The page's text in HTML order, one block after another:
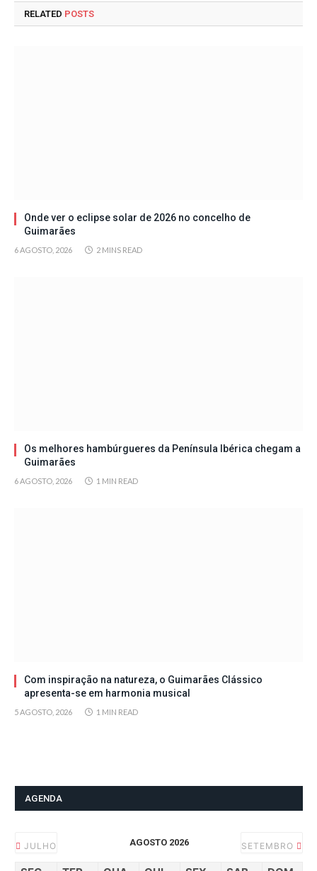
RELATED POSTS
Onde ver o eclipse solar de 2026 no concelho de
Guimarães
6 AGOSTO, 2026 2 MINS READ
Os melhores hambúrgueres da Península Ibérica chegam a
Guimarães
6 AGOSTO, 2026 1 MIN READ
Com inspiração na natureza, o Guimarães Clássico
apresenta-se em harmonia musical
5 AGOSTO, 2026 1 MIN READ
AGENDA
JULHO AGOSTO 2026 SETEMBRO